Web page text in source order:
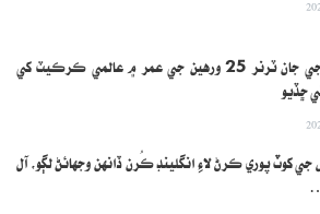
انگلينڊ جي جان ٽرنر 25 ورهين جي عمر ۾ عالمي ڪرڪيٽ کي
ڇڏيو
کوٽ پوري ڪرڻ لاءِ انگلينڊ ڪُرن ڏانهن وجهائڻ لڳو، آل